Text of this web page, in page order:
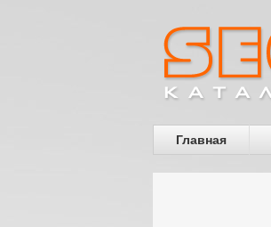
Главная